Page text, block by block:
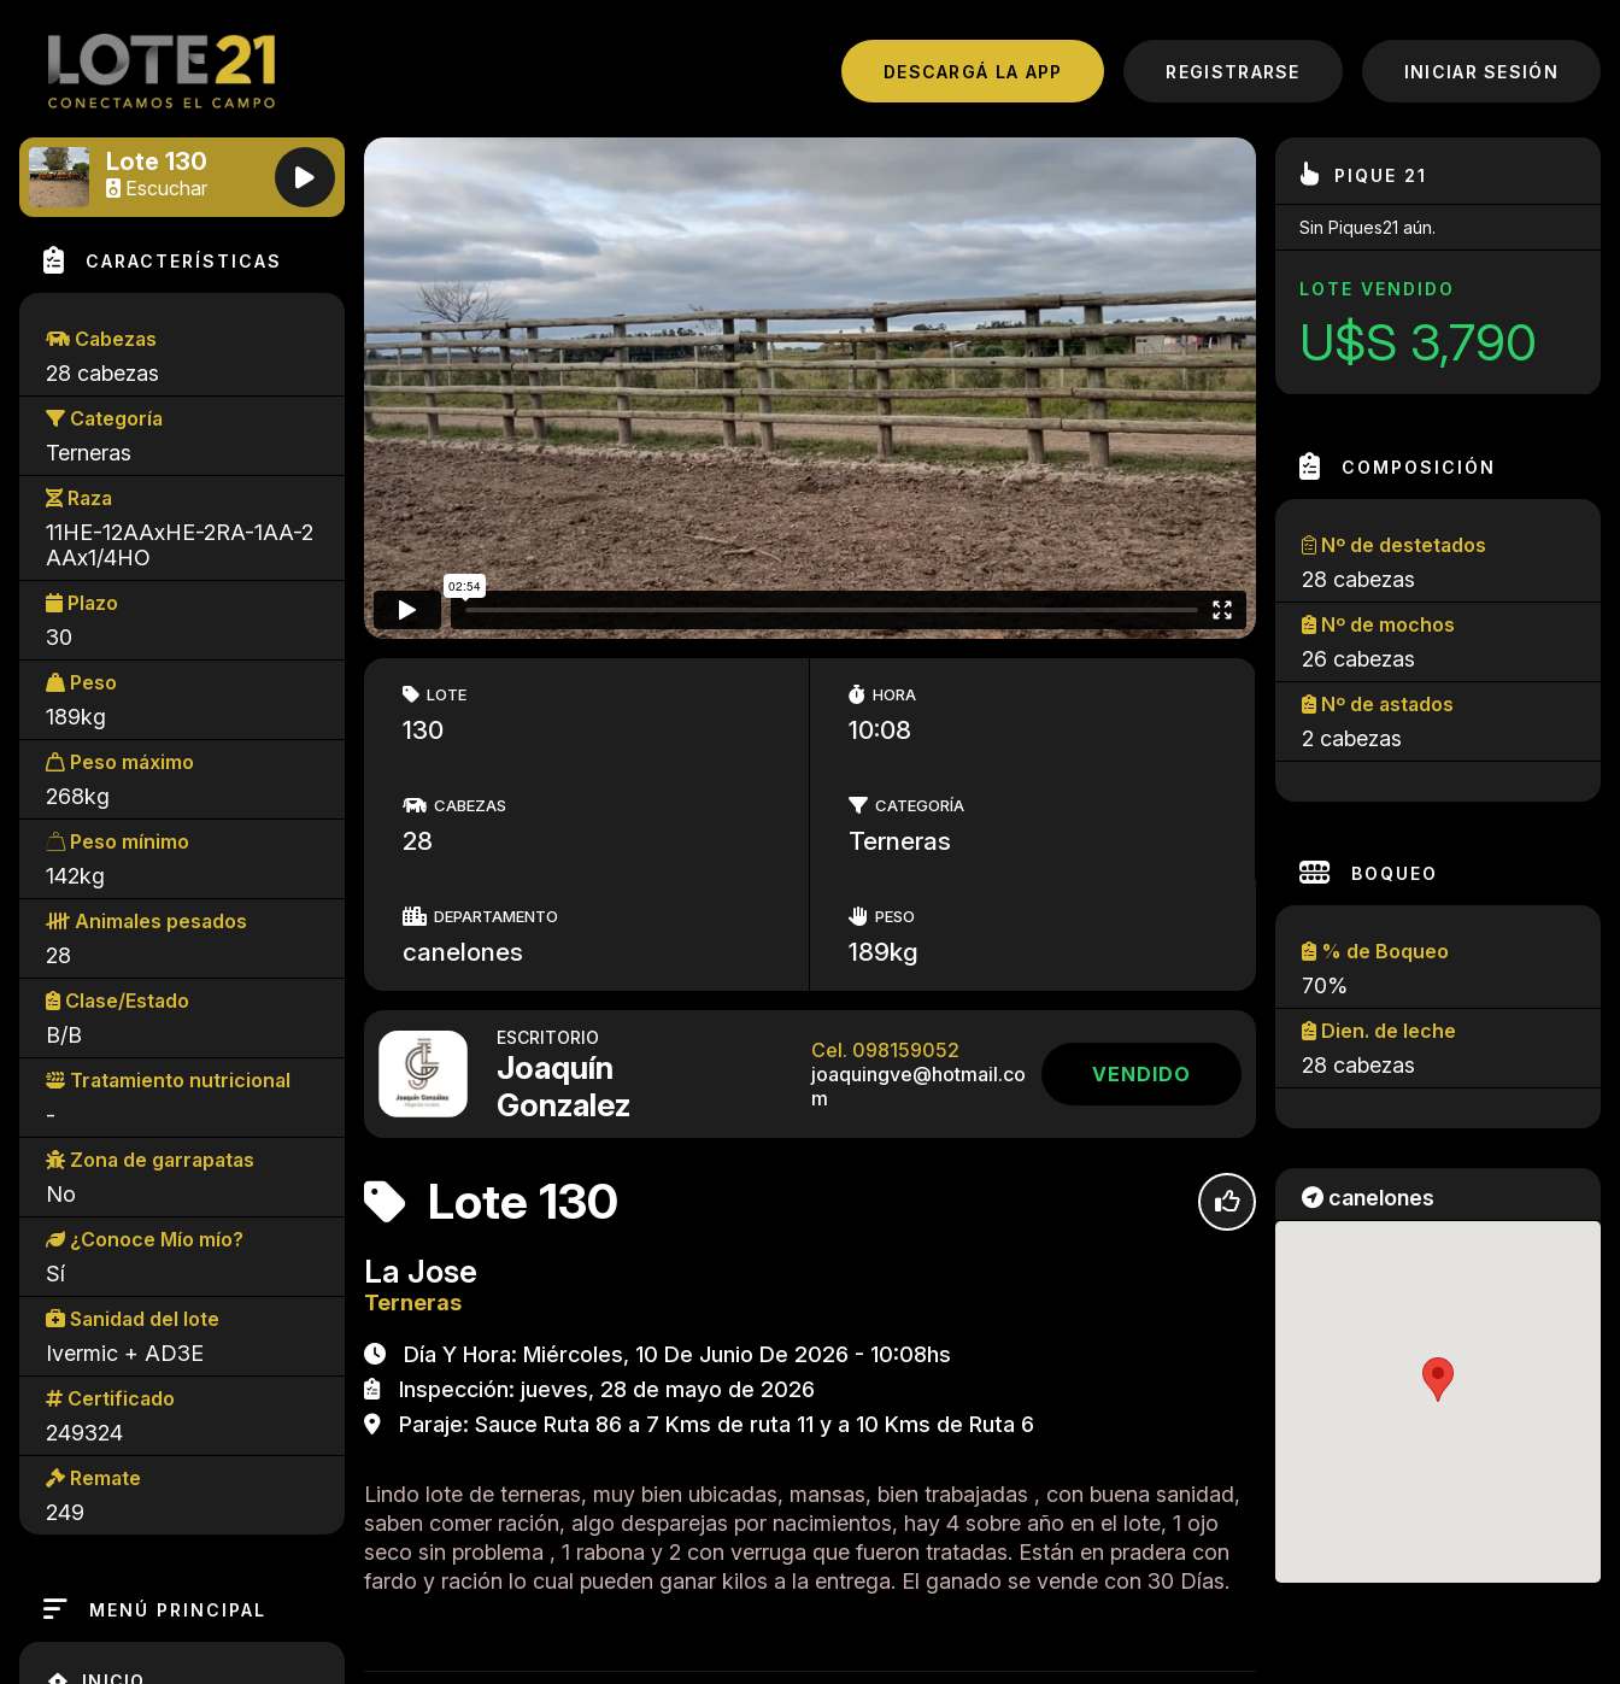
Lote 130
Escuchar
CARACTERÍSTICAS
Cabezas
28 cabezas
Categoría
Terneras
Raza
11HE-12AAxHE-2RA-1AA-2
AAx1/4HO
Plazo
30
Peso
189kg
Peso máximo
268kg
Peso mínimo
142kg
Animales pesados
28
Clase/Estado
B/B
Tratamiento nutricional
-
Zona de garrapatas
No
¿Conoce Mío mío?
Sí
Sanidad del lote
Ivermic + AD3E
Certificado
249324
Remate
249
MENÚ PRINCIPAL
DESCARGÁ LA APP REGISTRARSE INICIAR SESIÓN
PIQUE 21
Sin Piques21 aún.
LOTE VENDIDO
U$S 3,790
COMPOSICIÓN
Nº de destetados
28 cabezas
Nº de mochos
26 cabezas
Nº de astados
2 cabezas
BOQUEO
% de Boqueo
70%
Dien. de leche
28 cabezas
canelones
LOTE
130
HORA
10:08
CABEZAS
28
CATEGORÍA
Terneras
DEPARTAMENTO
canelones
PESO
189kg
ESCRITORIO
Joaquín
Gonzalez
Cel. 098159052
joaquingve@hotmail.co
m
VENDIDO
Lote 130
La Jose
Terneras
Día Y Hora: Miércoles, 10 De Junio De 2026 - 10:08hs
Inspección: jueves, 28 de mayo de 2026
Paraje: Sauce Ruta 86 a 7 Kms de ruta 11 y a 10 Kms de Ruta 6
Lindo lote de terneras, muy bien ubicadas, mansas, bien trabajadas , con buena sanidad,
saben comer ración, algo desparejas por nacimientos, hay 4 sobre año en el lote, 1 ojo
seco sin problema , 1 rabona y 2 con verruga que fueron tratadas. Están en pradera con
fardo y ración lo cual pueden ganar kilos a la entrega. El ganado se vende con 30 Días.